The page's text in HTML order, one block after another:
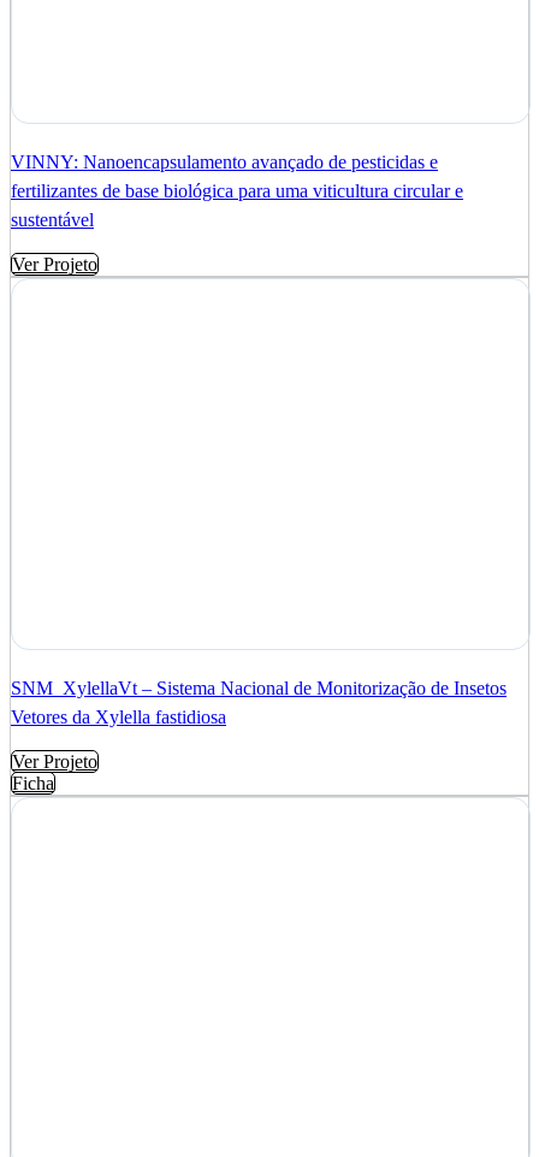
VINNY: Nanoencapsulamento avançado de pesticidas e
fertilizantes de base biológica para uma viticultura circular e
sustentável
Ver Projeto
SNM_XylellaVt – Sistema Nacional de Monitorização de Insetos
Vetores da Xylella fastidiosa
Ver Projeto
Ficha